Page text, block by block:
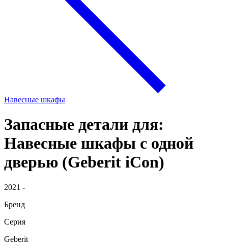
Навесные шкафы
Запасные детали для:
Навесные шкафы с одной
дверью (Geberit iCon)
2021 -
Бренд
Серия
Geberit